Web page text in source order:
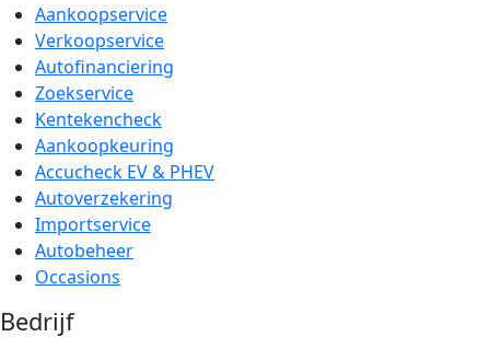
Aankoopservice
Verkoopservice
Autofinanciering
Zoekservice
Kentekencheck
Aankoopkeuring
Accucheck EV & PHEV
Autoverzekering
Importservice
Autobeheer
Occasions
Bedrijf